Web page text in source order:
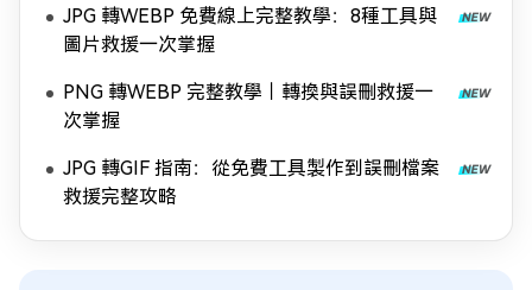
JPG 轉WEBP 免費線上完整教學：8種工具與
圖片救援一次掌握
PNG 轉WEBP 完整教學｜轉換與誤刪救援一
次掌握
JPG 轉GIF 指南：從免費工具製作到誤刪檔案
救援完整攻略